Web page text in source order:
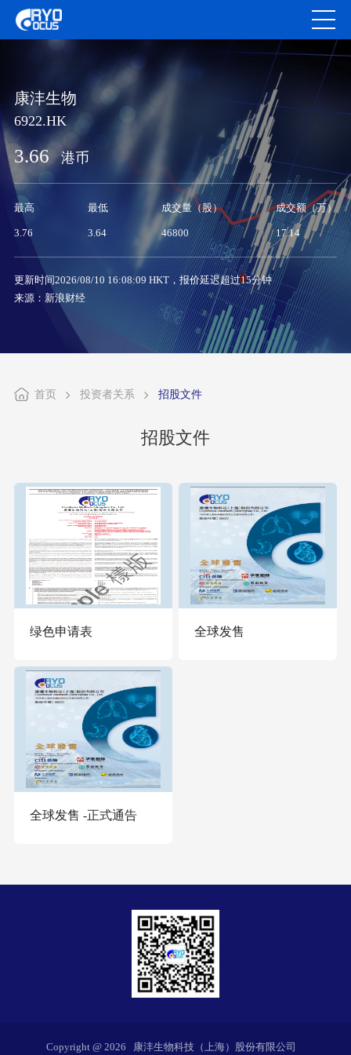
康沣生物
6922.HK
3.66 港币
最高
3.76
最低
3.64
成交量（股）
46800
成交额（万）
17.14
更新时间2026/08/10 16:08:09 HKT，报价延迟超过15分钟
来源：新浪财经
首页 投资者关系 招股文件
招股文件
绿色申请表 全球发售
全球发售 -正式通告
Copyright @ 2026 康沣生物科技（上海）股份有限公司